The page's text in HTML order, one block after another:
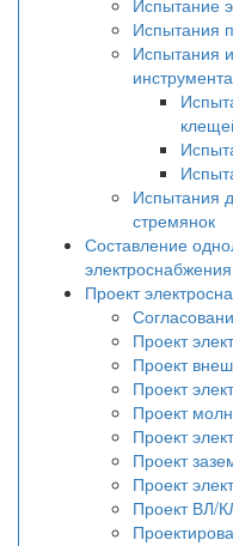
Испытание
Испытания
Испытания
инструмента
Испытания
стремянок
Составление
электроснабжения
Проект
Проект
Проект
Проект
Проект
Проект
Проект
Проект
Проект ВЛ/